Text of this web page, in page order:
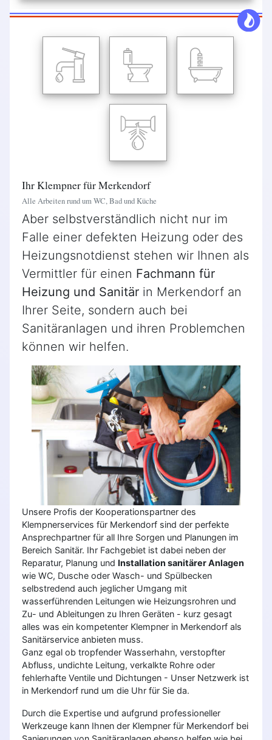
Ihr Klempner für Merkendorf
Alle Arbeiten rund um WC, Bad und Küche
Aber selbstverständlich nicht nur im
Falle einer defekten Heizung oder des
Heizungsnotdienst stehen wir Ihnen als
Vermittler für einen Fachmann für
Heizung und Sanitär in Merkendorf an
Ihrer Seite, sondern auch bei
Sanitäranlagen und ihren Problemchen
können wir helfen.
Unsere Profis der Kooperationspartner des
Klempnerservices für Merkendorf sind der perfekte
Ansprechpartner für all Ihre Sorgen und Planungen im
Bereich Sanitär. Ihr Fachgebiet ist dabei neben der
Reparatur, Planung und Installation sanitärer Anlagen
wie WC, Dusche oder Wasch- und Spülbecken
selbstredend auch jeglicher Umgang mit
wasserführenden Leitungen wie Heizungsrohren und
Zu- und Ableitungen zu Ihren Geräten - kurz gesagt
alles was ein kompetenter Klempner in Merkendorf als
Sanitärservice anbieten muss.
Ganz egal ob tropfender Wasserhahn, verstopfter
Abfluss, undichte Leitung, verkalkte Rohre oder
fehlerhafte Ventile und Dichtungen - Unser Netzwerk ist
in Merkendorf rund um die Uhr für Sie da.
Durch die Expertise und aufgrund professioneller
Werkzeuge kann Ihnen der Klempner für Merkendorf bei